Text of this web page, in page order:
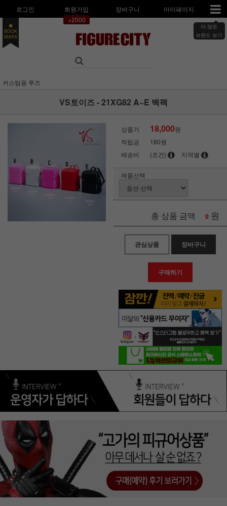
로그인
회원가입
+2000
장바구니 마이페이지
더 많은
브랜드 보기
BOOK
MARK
커스텀용 루즈
VS토이즈 - 21XG82 A~E 백팩
상품가 18,000원
적립금
180원
배송비
(조건) 지역별
제품선택
총 상품 금액 0 원
관심상품 장바구니
구매하기